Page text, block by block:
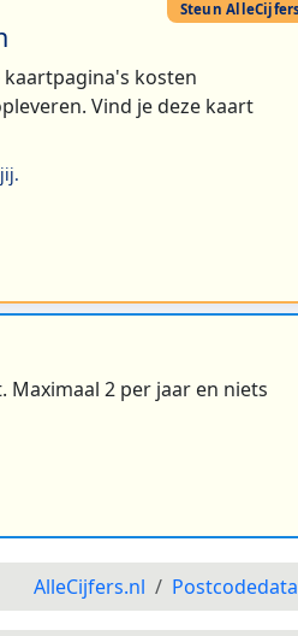
kosten
Vind je deze kaart
2 per jaar en niets
AlleCijfers.nl Postcodedata